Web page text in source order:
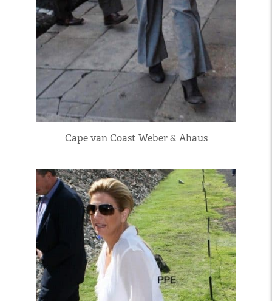
Cape van Coast Weber & Ahaus